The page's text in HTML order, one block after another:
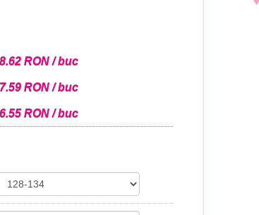
RON / buc
RON / buc
RON / buc